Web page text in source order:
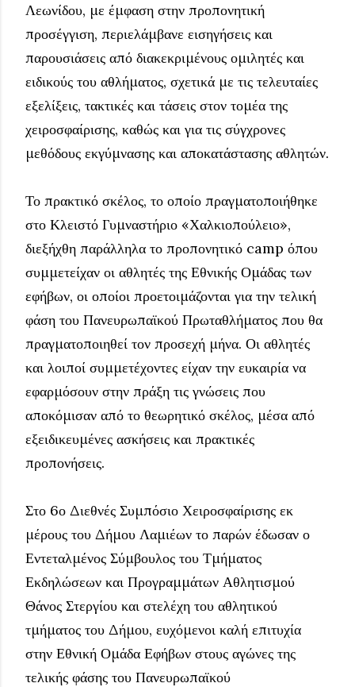
Λεωνίδου, με έμφαση στην προπονητική
προσέγγιση, περιελάμβανε εισηγήσεις και
παρουσιάσεις από διακεκριμένους ομιλητές και
ειδικούς του αθλήματος, σχετικά με τις τελευταίες
εξελίξεις, τακτικές και τάσεις στον τομέα της
χειροσφαίρισης, καθώς και για τις σύγχρονες
μεθόδους εκγύμνασης και αποκατάστασης αθλητών.
Το πρακτικό σκέλος, το οποίο πραγματοποιήθηκε
στο Κλειστό Γυμναστήριο «Χαλκιοπούλειο»,
διεξήχθη παράλληλα το προπονητικό camp όπου
συμμετείχαν οι αθλητές της Εθνικής Ομάδας των
εφήβων, οι οποίοι προετοιμάζονται για την τελική
φάση του Πανευρωπαϊκού Πρωταθλήματος που θα
πραγματοποιηθεί τον προσεχή μήνα. Οι αθλητές
και λοιποί συμμετέχοντες είχαν την ευκαιρία να
εφαρμόσουν στην πράξη τις γνώσεις που
αποκόμισαν από το θεωρητικό σκέλος, μέσα από
εξειδικευμένες ασκήσεις και πρακτικές
προπονήσεις.
Στο 6ο Διεθνές Συμπόσιο Χειροσφαίρισης εκ
μέρους του Δήμου Λαμιέων το παρών έδωσαν ο
Εντεταλμένος Σύμβουλος του Τμήματος
Εκδηλώσεων και Προγραμμάτων Αθλητισμού
Θάνος Στεργίου και στελέχη του αθλητικού
τμήματος του Δήμου, ευχόμενοι καλή επιτυχία
στην Εθνική Ομάδα Εφήβων στους αγώνες της
τελικής φάσης του Πανευρωπαϊκού